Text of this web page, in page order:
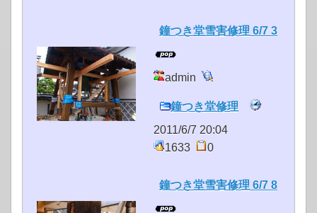
鐘つき堂雪害修理 6/7 3
admin
鐘つき堂修理
2011/6/7 20:04
1633
0
鐘つき堂雪害修理 6/7 8